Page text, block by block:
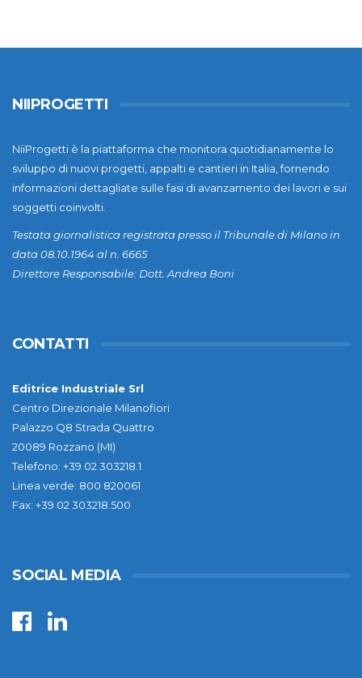
NIIPROGETTI
NiiProgetti è la piattaforma che monitora quotidianamente lo
sviluppo di nuovi progetti, appalti e cantieri in Italia, fornendo
informazioni dettagliate sulle fasi di avanzamento dei lavori e sui
soggetti coinvolti.
Testata giornalistica registrata presso il Tribunale di Milano in
data 08.10.1964 al n. 6665
Direttore Responsabile: Dott. Andrea Boni
CONTATTI
Editrice Industriale Srl
Centro Direzionale Milanofiori
Palazzo Q8 Strada Quattro
20089 Rozzano (MI)
Telefono: +39 02 303218.1
Linea verde: 800 820061
Fax: +39 02 303218.500
SOCIAL MEDIA